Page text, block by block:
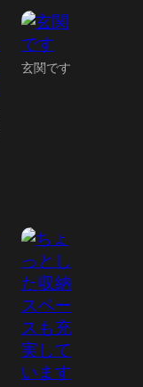
玄関です